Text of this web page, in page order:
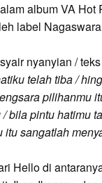
album VA Hot
label
nyanyian /
telah tiba /
pilihanmu
bila pintu hatimu
sangatlah
Hello di